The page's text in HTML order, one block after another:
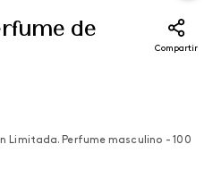
de
Compartir
Limitada. Perfume masculino - 100